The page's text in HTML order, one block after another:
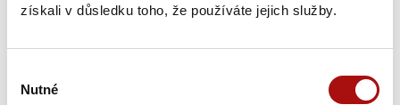
získali v důsledku toho, že používáte jejich služby.
souhlasu
Nutné
13. 08. 2026